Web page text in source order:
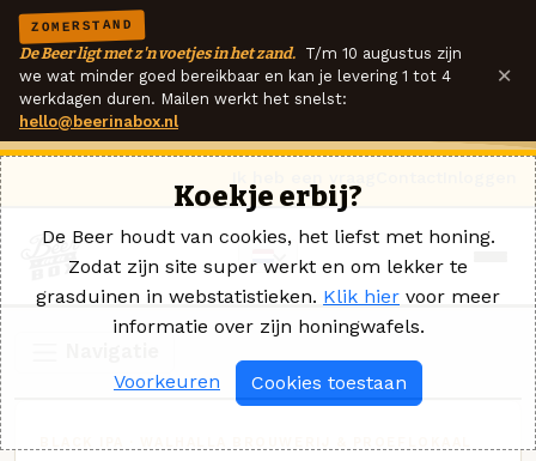
ZOMERSTAND
De Beer ligt met z'n voetjes in het zand. T/m 10 augustus zijn
we wat minder goed bereikbaar en kan je levering 1 tot 4
werkdagen duren. Mailen werkt het snelst:
hello@beerinabox.nl
×
Koekje erbij?
De Beer houdt van cookies, het liefst met honing.
Zodat zijn site super werkt en om lekker te
grasduinen in webstatistieken. Klik hier voor meer
informatie over zijn honingwafels.
Voorkeuren Cookies toestaan